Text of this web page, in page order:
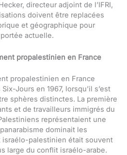
directeur adjoint de l’IFRI,
doivent être replacées
et géographique pour
actuelle.
propalestinien en France
propalestinien en France
Jours en 1967, lorsqu’il s’est
sphères distinctes. La première
et de travailleurs immigrés du
représentaient une
dominait les
palestinien était souvent
large du conflit israélo-arabe.